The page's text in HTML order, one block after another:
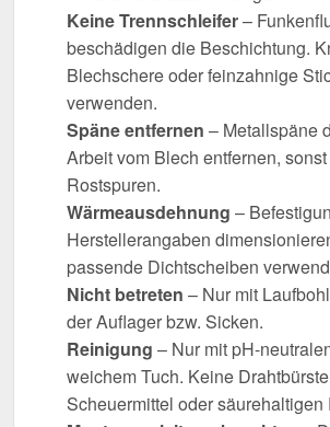
Keine Trennschleifer–
beschädigen die Beschichtung.
Blechschere oder feinzahnige
verwenden.
Späne entfernen – Metallspäne
Arbeit vom Blech entfernen,
Rostspuren.
Wärmeausdehnung –
Herstellerangaben
passende Dichtscheiben
Nicht betreten – Nur mit
der Auflager bzw. Sicken.
Reinigung – Nur mit pH-
weichem Tuch. Keine
Scheuermittel oder säurehaltigen